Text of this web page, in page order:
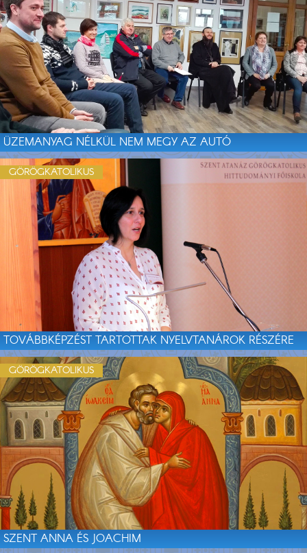
ÜZEMANYAG NÉLKÜL NEM MEGY AZ AUTÓ
TOVÁBBKÉPZÉST TARTOTTAK NYELVTANÁROK RÉSZÉRE
GÖRÖGKATOLIKUS
SZENT ANNA ÉS JOACHIM
GÖRÖGKATOLIKUS